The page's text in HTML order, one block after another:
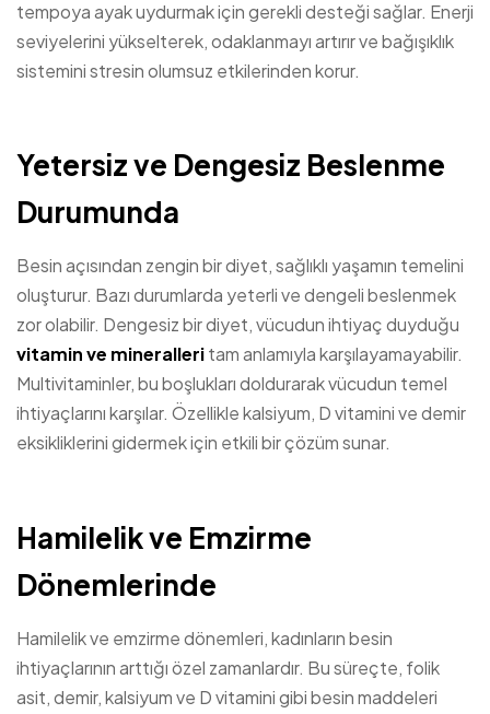
tempoya ayak uydurmak için gerekli desteği sağlar. Enerji
seviyelerini yükselterek, odaklanmayı artırır ve bağışıklık
sistemini stresin olumsuz etkilerinden korur.
Yetersiz ve Dengesiz Beslenme
Durumunda
Besin açısından zengin bir diyet, sağlıklı yaşamın temelini
oluşturur. Bazı durumlarda yeterli ve dengeli beslenmek
zor olabilir. Dengesiz bir diyet, vücudun ihtiyaç duyduğu
vitamin ve mineralleritam anlamıyla karşılayamayabilir.
Multivitaminler, bu boşlukları doldurarak vücudun temel
ihtiyaçlarını karşılar. Özellikle kalsiyum, D vitamini ve demir
eksikliklerini gidermek için etkili bir çözüm sunar.
Hamilelik ve Emzirme
Dönemlerinde
Hamilelik ve emzirme dönemleri, kadınların besin
ihtiyaçlarının arttığı özel zamanlardır. Bu süreçte, folik
asit, demir, kalsiyum ve D vitamini gibi besin maddeleri